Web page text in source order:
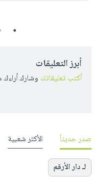
1
أبرز التعليقات
أكتب تعليقاتك وشارك أراءك
صدر حديثاً الأكثر شعبية
لـ دار الأرقم